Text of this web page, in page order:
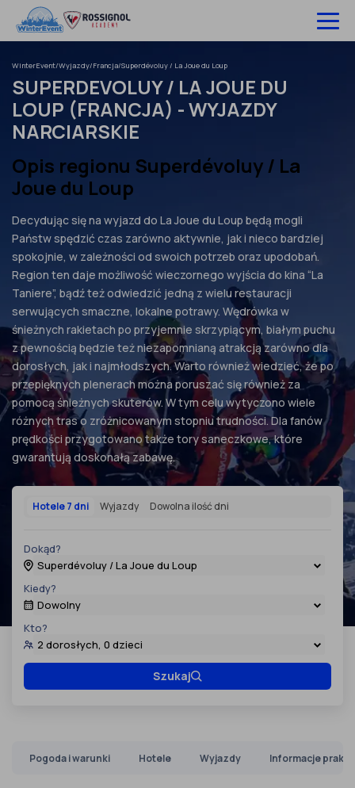
treści
Wyjazdy na narty
Hotele
Szkolenia
Ubezpieczenie
O nas
Infolinia: 52 307 66 88
Zaloguj się
WinterEvent/Wyjazdy/Francja/Superdévoluy / La Joue du Loup
SUPERDEVOLUY / LA JOUE DU
LOUP (FRANCJA) - WYJAZDY
NARCIARSKIE
Opis regionu Superdévoluy / La
Joue du Loup
Decydując się na wyjazd do La Joue du Loup będą mogli
Państw spędzić czas zarówno aktywnie, jak i nieco bardziej
spokojnie, w zależności od swoich potrzeb oraz upodobań.
Region ten daje możliwość wieczornego wyjścia do kina “La
Taniere”, bądź też odwiedzić jedną z wielu restauracji
serwujących smaczne, lokalne potrawy. Wędrówka w
śnieżnych rakietach po przyjemnie skrzypiącym, białym puchu
z pewnością będzie też niezapomnianą atrakcją zarówno dla
dorosłych, jak i najmłodszych. Warto również wiedzieć, że po
przepięknych plenerach można poruszać się również za
pomocą śnieżnych skuterów. W tym celu wytyczono wiele
różnych tras o zróżnicowanym stopniu trudności. Dla fanów
prędkości przygotowano także tory saneczkowe, które
gwarantują doskonałą zabawę.
Hotele 7 dni Wyjazdy Dowolna ilość dni
Dokąd?
Superdévoluy / La Joue du Loup
Kiedy?
Dowolny
Kto?
2 dorosłych, 0 dzieci
Szukaj
Pogoda i warunki Hotele Wyjazdy Informacje